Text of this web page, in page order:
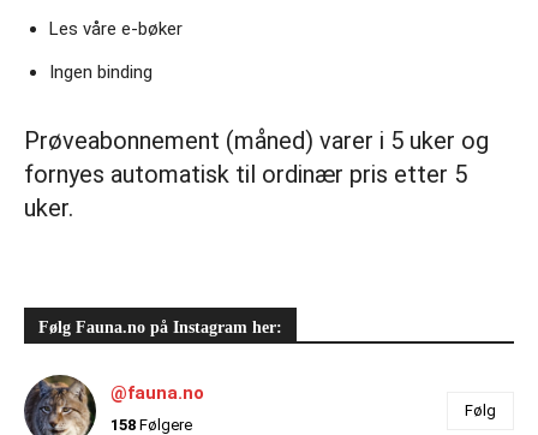
Les våre e‑bøker
Ingen binding
Prøveabonnement (måned) varer i 5 uker og
fornyes automatisk til ordinær pris etter 5
uker.
Følg Fauna.no på Instagram her:
@fauna.no
158 Følgere
Følg